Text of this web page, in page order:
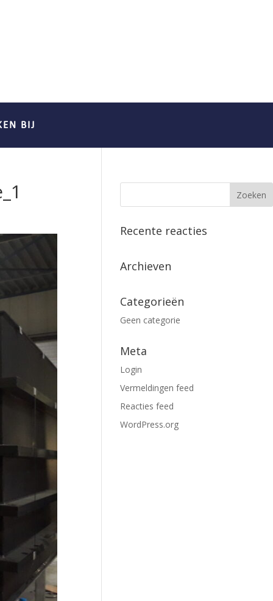
BIJ
Recente reacties
Archieven
Categorieën
Geen categorie
Meta
Login
Vermeldingen feed
Reacties feed
WordPress.org